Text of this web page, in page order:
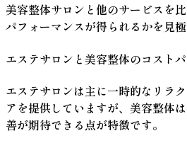
美容整体サロンと他のサービスを
パフォーマンスが得られるかを見極
エステサロンと美容整体のコスト
エステサロンは主に一時的なリラ
アを提供していますが、美容整体
善が期待できる点が特徴です。